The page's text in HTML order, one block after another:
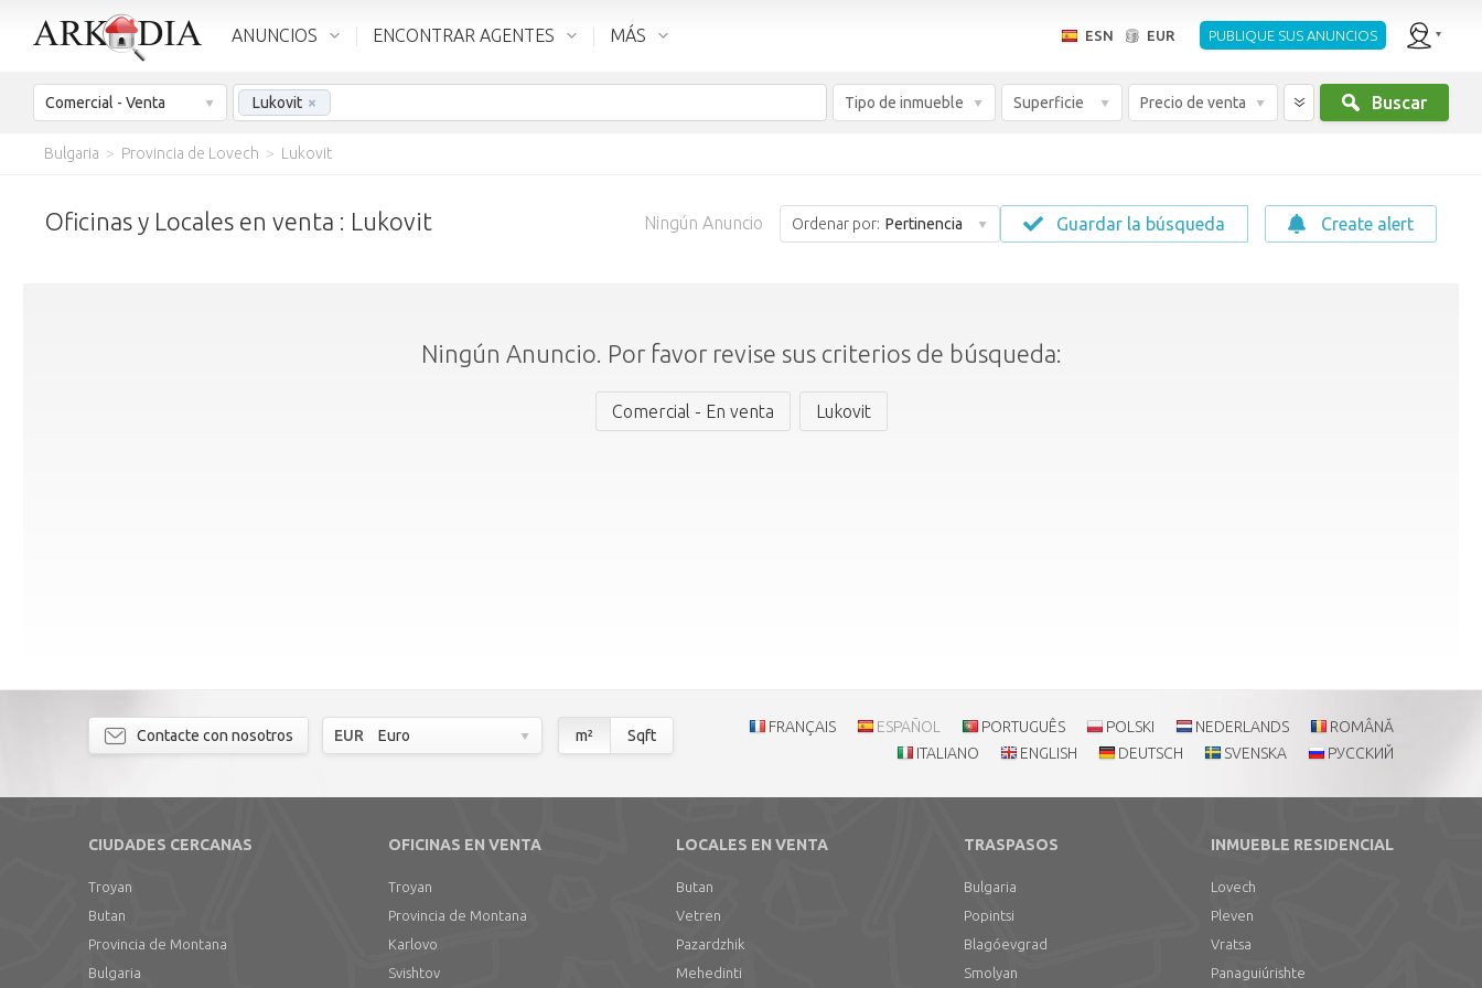
ANUNCIOS ENCONTRAR AGENTES MÁS ESN EUR PUBLIQUE SUS ANUNCIOS
Comercial - Venta Lukovit × Tipo de inmueble Superficie Precio de venta Buscar
Bulgaria > Provincia de Lovech > Lukovit
Oficinas y Locales en venta : Lukovit Ningún Anuncio Ordenar por: Pertinencia Guardar la búsqueda Create alert
Ningún Anuncio. Por favor revise sus criterios de búsqueda:
Comercial - En venta Lukovit
Contacte con nosotros EUR Euro m² Sqft FRANÇAIS ESPAÑOL PORTUGUÊS POLSKI NEDERLANDS
ROMÂNĂ
ITALIANO
ENGLISH DEUTSCH SVENSKA РУССКИЙ
CIUDADES CERCANAS
Troyan
Butan
Provincia de Montana
Bulgaria
OFICINAS EN VENTA
Troyan
Provincia de Montana
Karlovo
Svishtov
LOCALES EN VENTA
Butan
Vetren
Pazardzhik
Mehedinti
TRASPASOS
Bulgaria
Popintsi
Blagóevgrad
Smolyan
INMUEBLE RESIDENCIAL
Lovech
Pleven
Vratsa
Panaguiúrishte